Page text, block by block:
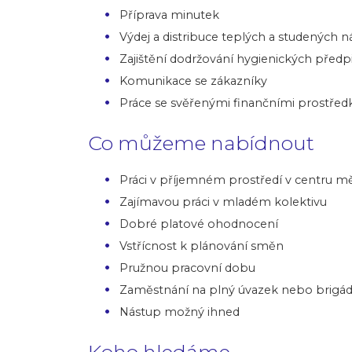
Příprava minutek
Výdej a distribuce teplých a studených
Zajištění dodržování hygienických
Komunikace se zákazníky
Práce se svěřenými finančními
Co můžeme nabídnout
Práci v příjemném prostředí v centru
Zajímavou práci v mladém kolektivu
Dobré platové ohodnocení
Vstřícnost k plánování směn
Pružnou pracovní dobu
Zaměstnání na plný úvazek nebo
Nástup možný ihned